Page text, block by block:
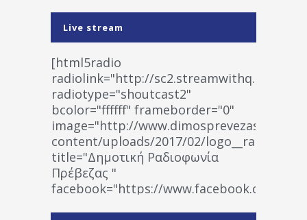
Live stream
[html5radio
radiolink="http://
radiotype="shoutcast2"
bcolor="ffffff" frameborder="0"
image="http://www.dimosprevezas.gr/wp-
content/uploads/2017/02/
title="Δημοτική Ραδιοφωνία
Πρέβεζας "
facebook="https://www.facebook.com/